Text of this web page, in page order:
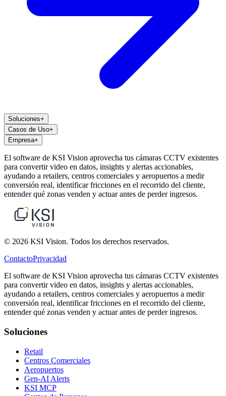
Soluciones+
Casos de Uso+
Empresa+
El software de KSI Vision aprovecha tus cámaras CCTV existentes
para convertir video en datos, insights y alertas accionables,
ayudando a retailers, centros comerciales y aeropuertos a medir
conversión real, identificar fricciones en el recorrido del cliente,
entender qué zonas venden y actuar antes de perder ingresos.
© 2026 KSI Vision. Todos los derechos reservados.
ContactoPrivacidad
El software de KSI Vision aprovecha tus cámaras CCTV existentes
para convertir video en datos, insights y alertas accionables,
ayudando a retailers, centros comerciales y aeropuertos a medir
conversión real, identificar fricciones en el recorrido del cliente,
entender qué zonas venden y actuar antes de perder ingresos.
Soluciones
Retail
Centros Comerciales
Aeropuertos
Gen-AI Alerts
KSI MCP